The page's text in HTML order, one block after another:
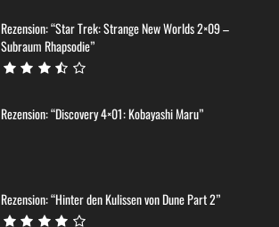
Rezension: “Star Trek: Strange New Worlds 2×09 –
Subraum Rhapsodie”
Rezension: “Discovery 4×01: Kobayashi Maru”
Rezension: “Hinter den Kulissen von Dune Part 2”